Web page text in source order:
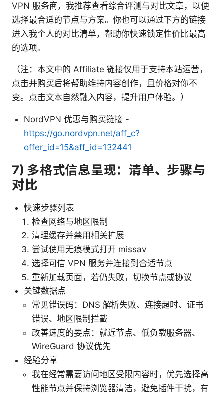
VPN 服务商，我推荐查看综合评测与对比文章，以便
选择最合适的节点与方案。你也可以通过下方的链接
进入我个人的对比清单，帮助你快速锁定性价比最高
的选项。
（注：本文中的 Affiliate 链接仅用于支持本站运营，
点击并购买后将帮助维持内容创作，且价格对你不
变。点击文本自然融入内容，提升用户体验。）
NordVPN 优惠与购买链接 -
https://go.nordvpn.net/aff_c?
offer_id=15&aff_id=132441
7) 多格式信息呈现：清单、步骤与
对比
快速步骤列表
检查网络与地区限制
清理缓存并禁用相关扩展
尝试使用无痕模式打开 missav
选择可信 VPN 服务并连接到合适节点
重新加载页面，若仍失败，切换节点或协议
关键数据点
常见错误码：DNS 解析失败、连接超时、证书
错误、地区限制拦截
改善速度的要点：就近节点、低负载服务器、
WireGuard 协议优先
经验分享
我在经常需要访问地区受限内容时，优先选择高
性能节点并保持浏览器清洁，避免插件干扰，有